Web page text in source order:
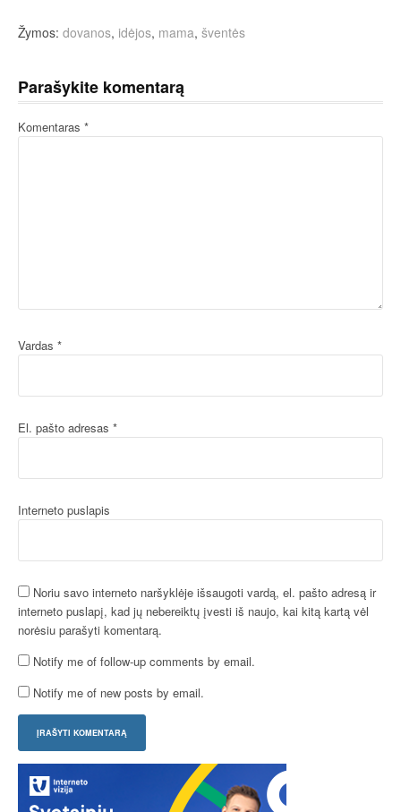
Žymos: dovanos, idėjos, mama, šventės
Parašykite komentarą
Komentaras *
Vardas *
El. pašto adresas *
Interneto puslapis
Noriu savo interneto naršyklėje išsaugoti vardą, el. pašto adresą ir
interneto puslapį, kad jų nebereiktų įvesti iš naujo, kai kitą kartą vėl
norėsiu parašyti komentarą.
Notify me of follow-up comments by email.
Notify me of new posts by email.